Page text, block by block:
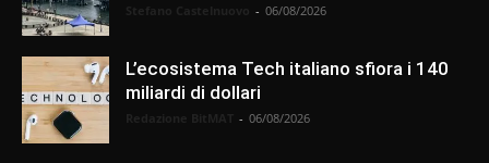
- 06/08/2026
L’ecosistema Tech italiano sfiora i 140
miliardi di dollari
- 06/08/2026